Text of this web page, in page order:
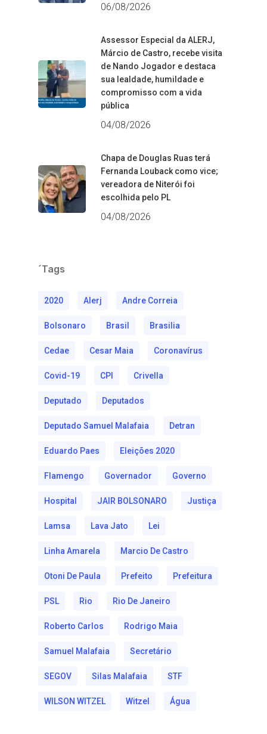
06/08/2026
Assessor Especial da ALERJ,
Márcio de Castro, recebe visita
de Nando Jogador e destaca
sua lealdade, humildade e
compromisso com a vida
pública
04/08/2026
Chapa de Douglas Ruas terá
Fernanda Louback como vice;
vereadora de Niterói foi
escolhida pelo PL
04/08/2026
´Tags
2020 Alerj Andre Correia
Bolsonaro Brasil Brasilia
Cedae Cesar Maia Coronavírus
Covid-19 CPI Crivella
Deputado Deputados
Deputado Samuel Malafaia Detran
Eduardo Paes Eleições 2020
Flamengo Governador Governo
Hospital JAIR BOLSONARO Justiça
Lamsa Lava Jato Lei
Linha Amarela Marcio De Castro
Otoni De Paula Prefeito Prefeitura
PSL Rio Rio De Janeiro
Roberto Carlos Rodrigo Maia
Samuel Malafaia Secretário
SEGOV Silas Malafaia STF
WILSON WITZEL Witzel Água